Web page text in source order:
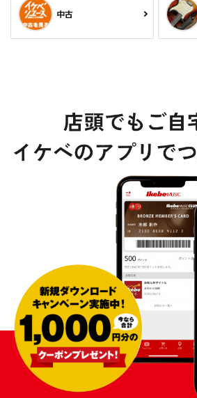
中古